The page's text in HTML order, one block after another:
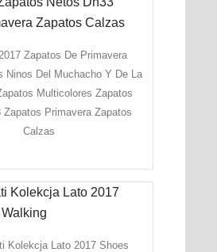
Zapatos De Primavera
Ninos Del Muchacho Y De La
Multicolores Zapatos
Zapatos Primavera Zapatos
Calzas
Kolekcja Lato 2017 Shoes